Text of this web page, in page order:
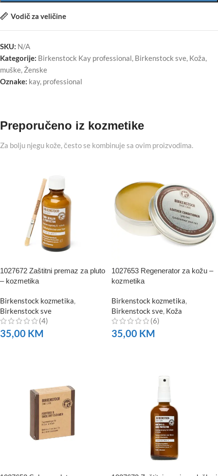
Vodič za veličine
SKU: N/A
Kategorije: Birkenstock Kay professional Birkenstock sve Koža
muške Ženske
Oznake: kay, professional
Preporučeno iz kozmetike
Za bolju njegu kože, često se kombinuje sa ovim proizvodima.
1027672 Zaštitni premaz za pluto
– kozmetika
Birkenstock kozmetika
Birkenstock sve
(4)
35,00 KM
1027653 Regenerator za kožu –
kozmetika
Birkenstock kozmetika
Birkenstock sve Koža
(6)
35,00 KM